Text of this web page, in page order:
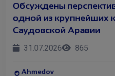
Обсуждены
одной из крупнейших
Саудовской Аравии
31.07.2026 865
Ahmedov